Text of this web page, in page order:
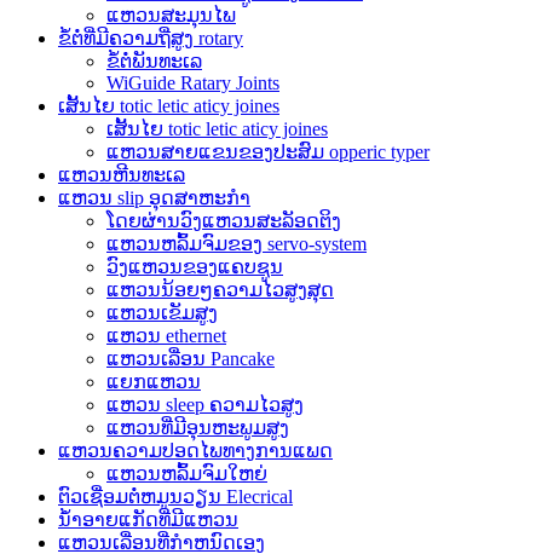
ແຫວນສະມຸນໄພ
ຂໍ້ຕໍ່ທີ່ມີຄວາມຖີ່ສູງ rotary
ຂໍ້ຕໍ່ພັນທະເລ
WiGuide Ratary Joints
ເສັ້ນໄຍ totic letic aticy joines
ເສັ້ນໄຍ totic letic aticy joines
ແຫວນສາຍແຂນຂອງປະສົມ opperic typer
ແຫວນຫີນທະເລ
ແຫວນ slip ອຸດສາຫະກໍາ
ໂດຍຜ່ານວົງແຫວນສະລັອດຕິງ
ແຫວນຫລົ້ມຈົມຂອງ servo-system
ວົງແຫວນຂອງແຄບຊູນ
ແຫວນນ້ອຍໆຄວາມໄວສູງສຸດ
ແຫວນເຂັມສູງ
ແຫວນ ethernet
ແຫວນເລື່ອນ Pancake
ແຍກແຫວນ
ແຫວນ sleep ຄວາມໄວສູງ
ແຫວນທີ່ມີອຸນຫະພູມສູງ
ແຫວນຄວາມປອດໄພທາງການແພດ
ແຫວນຫລົ້ມຈົມໃຫຍ່
ຕົວເຊື່ອມຕໍ່ຫມູນວຽນ Elecrical
ນ້ໍາອາຍແກັດທີ່ມີແຫວນ
ແຫວນເລື່ອນທີ່ກໍາຫນົດເອງ